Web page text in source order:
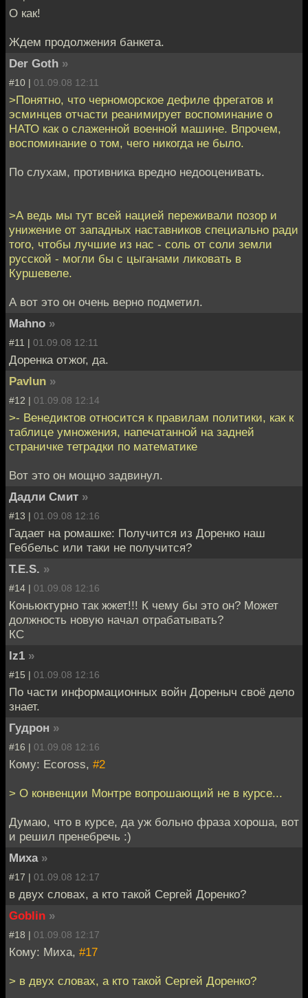
О как!
Ждем продолжения банкета.
Der Goth »
#10 | 01.09.08 12:11
>Понятно, что черноморское дефиле фрегатов и
эсминцев отчасти реанимирует воспоминание о
НАТО как о слаженной военной машине. Впрочем,
воспоминание о том, чего никогда не было.
По слухам, противника вредно недооценивать.
>А ведь мы тут всей нацией переживали позор и
унижение от западных наставников специально ради
того, чтобы лучшие из нас - соль от соли земли
русской - могли бы с цыганами ликовать в
Куршевеле.
А вот это он очень верно подметил.
Mahno »
#11 | 01.09.08 12:11
Доренка отжог, да.
Pavlun »
#12 | 01.09.08 12:14
>- Венедиктов относится к правилам политики, как к
таблице умножения, напечатанной на задней
страничке тетрадки по математике
Вот это он мощно задвинул.
Дадли Смит »
#13 | 01.09.08 12:16
Гадает на ромашке: Получится из Доренко наш
Геббельс или таки не получится?
T.E.S. »
#14 | 01.09.08 12:16
Коньюктурно так жжет!!! К чему бы это он? Может
должность новую начал отрабатывать?
КС
lz1 »
#15 | 01.09.08 12:16
По части информационных войн Дореныч своё дело
знает.
Гудрон »
#16 | 01.09.08 12:16
Кому: Ecoross, #2
> О конвенции Монтре вопрошающий не в курсе...
Думаю, что в курсе, да уж больно фраза хороша, вот
и решил пренебречь :)
Миха »
#17 | 01.09.08 12:17
в двух словах, а кто такой Сергей Доренко?
Goblin »
#18 | 01.09.08 12:17
Кому: Миха, #17
> в двух словах, а кто такой Сергей Доренко?